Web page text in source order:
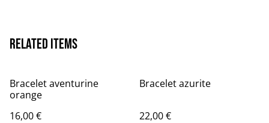
Related items
Bracelet aventurine
orange
16,00 €
Bracelet azurite
22,00 €